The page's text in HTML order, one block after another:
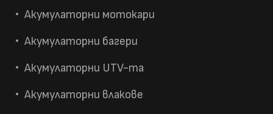
Акумулаторни мотокари
Акумулаторни багери
Акумулаторни UTV-та
Акумулаторни влакове